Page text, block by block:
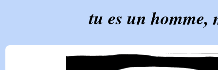
tu es un homme,